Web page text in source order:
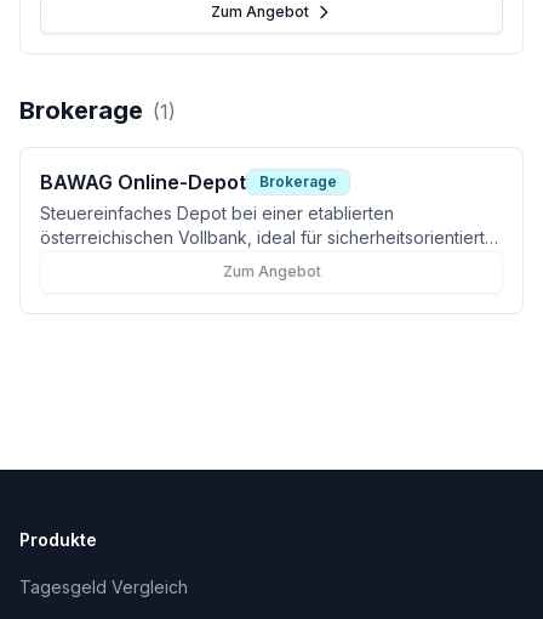
Zum Angebot
Brokerage (1)
BAWAG Online-Depot Brokerage
Steuereinfaches Depot bei einer etablierten
österreichischen Vollbank, ideal für sicherheitsorientierte
Zum Angebot
Produkte
Tagesgeld Vergleich